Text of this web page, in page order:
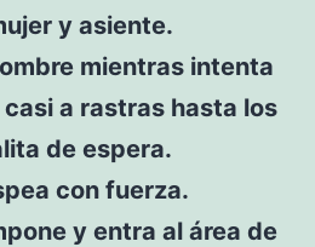
y asiente.
mientras intenta
a rastras hasta los
de espera.
con fuerza.
y entra al área de